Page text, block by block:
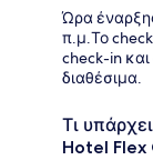
Ώρα
π.μ.Το
check-in
διαθέσιμα.
Τι
Hotel Flex